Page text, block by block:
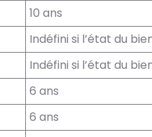
10 ans
Indéfini si l’état du
Indéfini si l’état du
6 ans
6 ans